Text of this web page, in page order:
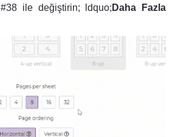
#38 ile değiştirin; ldquo; Daha Fazla